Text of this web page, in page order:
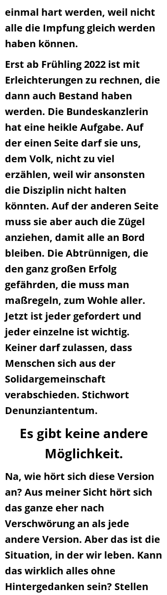
einmal hart werden, weil nicht
alle die Impfung gleich werden
haben können.
Erst ab Frühling 2022 ist mit
Erleichterungen zu rechnen, die
dann auch Bestand haben
werden. Die Bundeskanzlerin
hat eine heikle Aufgabe. Auf
der einen Seite darf sie uns,
dem Volk, nicht zu viel
erzählen, weil wir ansonsten
die Disziplin nicht halten
könnten. Auf der anderen Seite
muss sie aber auch die Zügel
anziehen, damit alle an Bord
bleiben. Die Abtrünnigen, die
den ganz großen Erfolg
gefährden, die muss man
maßregeln, zum Wohle aller.
Jetzt ist jeder gefordert und
jeder einzelne ist wichtig.
Keiner darf zulassen, dass
Menschen sich aus der
Solidargemeinschaft
verabschieden. Stichwort
Denunziantentum.
Es gibt keine andere
Möglichkeit.
Na, wie hört sich diese Version
an? Aus meiner Sicht hört sich
das ganze eher nach
Verschwörung an als jede
andere Version. Aber das ist die
Situation, in der wir leben. Kann
das wirklich alles ohne
Hintergedanken sein? Stellen